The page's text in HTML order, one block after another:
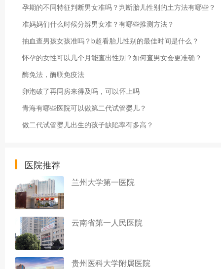
孕期的不同特征判断男女准吗？判断胎儿性别的土方法有哪些？
准妈妈们什么时候分辨男女准？有哪些推测方法？
抽血查男孩女孩准吗？b超看胎儿性别的最佳时间是什么？
怀孕的女性可以几个月能查出性别？如何查男女会更准确？
酶免法，酶联免疫法
卵泡破了再同房来得及吗，可以怀上吗
青海有哪些医院可以做第二代试管婴儿？
做二代试管婴儿出生的孩子缺陷率有多高？
医院推荐
兰州大学第一医院
云南省第一人民医院
贵州医科大学附属医院